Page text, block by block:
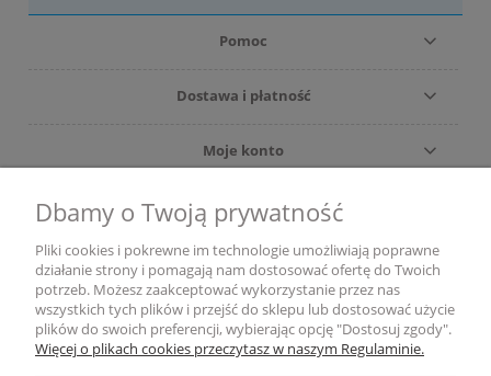
Pomoc
Dostawa i płatność
Moje konto
Gwarancja i zwroty
Informacje o firmie
pokaż pełną wersję strony
Sklep internetowy Shoper.pl
Dbamy o Twoją prywatność
Pliki cookies i pokrewne im technologie umożliwiają poprawne
działanie strony i pomagają nam dostosować ofertę do Twoich
potrzeb. Możesz zaakceptować wykorzystanie przez nas
wszystkich tych plików i przejść do sklepu lub dostosować użycie
plików do swoich preferencji, wybierając opcję "Dostosuj zgody".
Więcej o plikach cookies przeczytasz w naszym Regulaminie.